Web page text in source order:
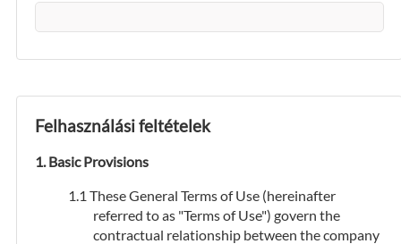
Felhasználási feltételek
Basic Provisions
These General Terms of Use (hereinafter
referred to as "Terms of Use") govern the
contractual relationship between the company